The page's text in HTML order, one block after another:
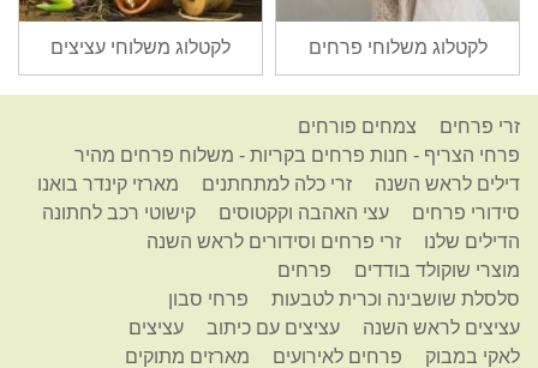
לקטלוג משלוחי פרחים לקטלוג משלוחי עציצים
זרי פרחים
צמחים פורחים
פרחי הצריף - חנות פרחים בקריות - משלוח פרחים מהיר
דילים לראש השנה
זרי כלה למתחתנים
מארזי קינדר בואנו
סידורי פרחים
עצי האהבה וקקטוסים
קישוטי רכב לחתונה
הדילים שלנו
זרי פרחים וסידורים לראש השנה
מוצרי שוקולד בודדים
פרחים
סלסלת שושבינה וכרית לטבעות
פרחי סבון
עציצים לראש השנה
עציצים עם כיתוב
עציצים
לאקי במבוק
פרחים לאירועים
מארזים מתוקים